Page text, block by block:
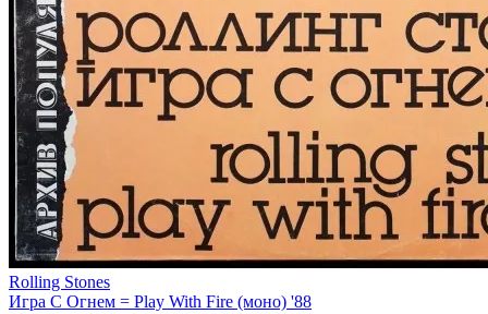
Rolling Stones
Игра С Огнем = Play With Fire (моно) '88